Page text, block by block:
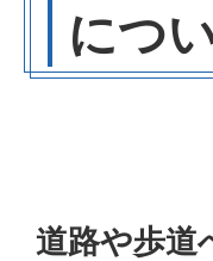
につ
道路や歩道